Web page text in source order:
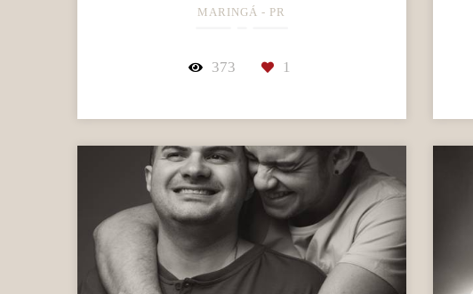
MARINGÁ - PR
373 1